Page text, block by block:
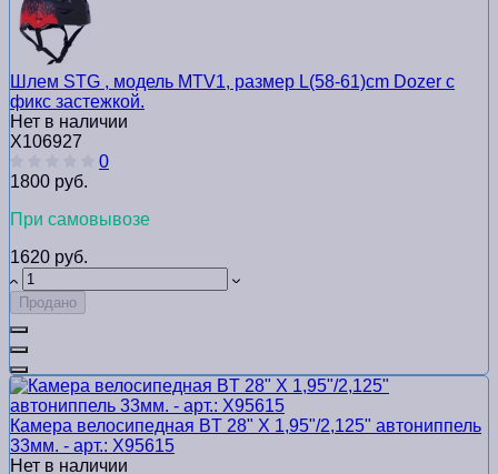
Шлем STG , модель MTV1, размер L(58-61)cm Dozer с
фикс застежкой.
Нет в наличии
Х106927
0
1800 руб.
При самовывозе
1620 руб.
Продано
Камера велосипедная BT 28" Х 1,95"/2,125" автониппель
33мм. - арт.: Х95615
Нет в наличии